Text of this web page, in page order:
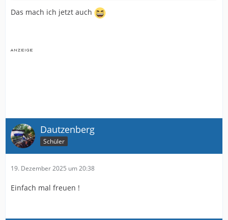
Das mach ich jetzt auch
Dautzenberg
Schüler
19. Dezember 2025 um 20:38
Einfach mal freuen !